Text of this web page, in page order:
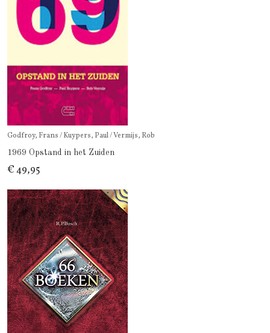
Godfroy, Frans / Kuypers, Paul / Vermijs, Rob
1969 Opstand in het Zuiden
€ 49,95